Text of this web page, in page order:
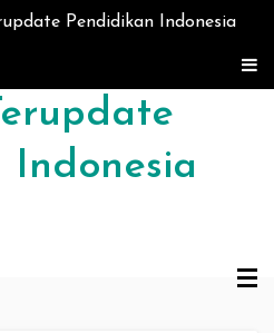
Pendidikan Indonesia
Indonesia